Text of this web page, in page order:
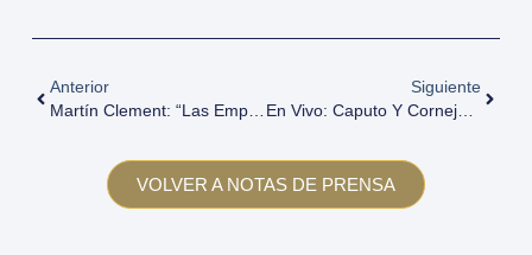
Anterior
Martín Clement: “Las Empresas Deben Apuntar A Invertir, Enfocarse En Los Costos Y Generar Más Valor”
Siguiente
En Vivo: Caputo Y Cornejo En El Foro De Inversiones
VOLVER A NOTAS DE PRENSA